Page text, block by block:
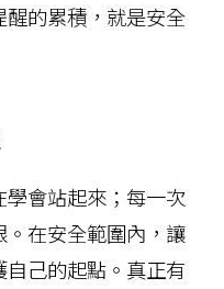
的累積，就是安全
會站起來；每一次
在安全範圍內，讓
己的起點。真正有